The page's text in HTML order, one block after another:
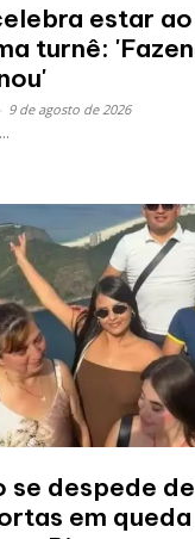
estar
turnê:
9 de agosto de 2026
se despede
em